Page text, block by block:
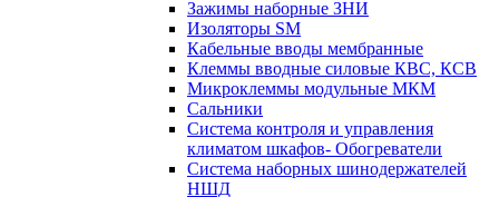
Зажимы наборные ЗНИ
Изоляторы SM
Кабельные вводы мембранные
Клеммы вводные силовые КВС, КСВ
Микроклеммы модульные МКМ
Сальники
Система контроля и управления
климатом шкафов- Обогреватели
Система наборных шинодержателей
НШД